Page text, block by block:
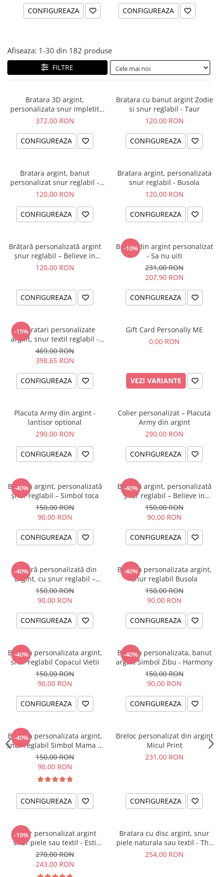
CONFIGUREAZA CONFIGUREAZA
Afiseaza: 1-30 din 182 produse
FILTRE
Bratara 3D argint,
personalizata snur impletit
piele naturala - Sa nu uiti...
372,00 RON
CONFIGUREAZA
Bratara cu banut argint Zodie
si snur reglabil - Taur
120,00 RON
CONFIGUREAZA
Bratara argint, banut
personalizat snur reglabil -
Simbol Unconditional Love
120,00 RON
CONFIGUREAZA
Bratara argint, personalizata
snur reglabil - Busola
120,00 RON
CONFIGUREAZA
Brățară personalizată argint
șnur reglabil – Believe in
Yourself
120,00 RON
CONFIGUREAZA
-10%
Breloc din argint personalizat
- Sa nu uiti
231,00 RON
207,90 RON
CONFIGUREAZA
-15%
Set bratari personalizate
argint, snur textil reglabil -
Family
469,00 RON
398,65 RON
CONFIGUREAZA
Gift Card Personally ME
0,00 RON
VEZI VARIANTE
Placuta Army din argint -
lantisor optional
290,00 RON
CONFIGUREAZA
Colier personalizat – Placuta
Army din argint
290,00 RON
CONFIGUREAZA
-40%
Brățară argint, personalizată
șnur reglabil – Simbol toca
150,00 RON
90,00 RON
CONFIGUREAZA
-40%
Brățară argint, personalizată
șnur reglabil – Believe in
Yourself
150,00 RON
90,00 RON
CONFIGUREAZA
-40%
Brățară personalizată din
argint, cu șnur reglabil –
simbol Soare
150,00 RON
90,00 RON
CONFIGUREAZA
-40%
Bratara personalizata argint,
snur reglabil Busola
150,00 RON
90,00 RON
CONFIGUREAZA
-40%
Bratara personalizata argint,
snur reglabil Copacul Vietii
150,00 RON
90,00 RON
CONFIGUREAZA
-40%
Bratara personalizata, banut
argint Simbol Zibu - Harmony
150,00 RON
90,00 RON
CONFIGUREAZA
-40%
Bratara personalizata argint,
snur reglabil Simbol Mama &
Bebe
150,00 RON
90,00 RON
CONFIGUREAZA
Breloc personalizat din argint
Micul Prinț
231,00 RON
CONFIGUREAZA
-10%
Colier personalizat argint
snur piele sau textil - Esti
parte din noi...
270,00 RON
243,00 RON
Bratara cu disc argint, snur
piele naturala sau textil - The
Circle of Love
254,00 RON